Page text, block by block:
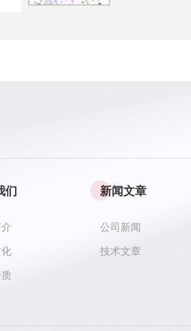
们 新闻文章
公司新闻
技术文章